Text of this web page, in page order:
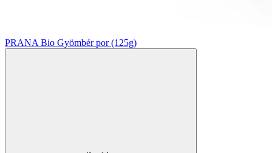
PRANA Bio Gyömbér por (125g)